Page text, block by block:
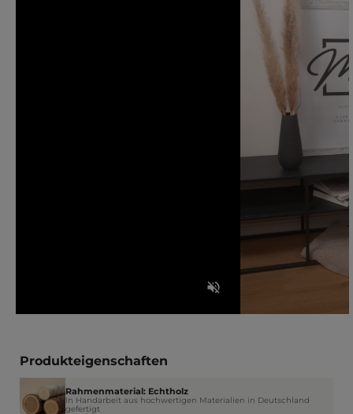
Produkteigenschaften
Rahmenmaterial: Echtholz
In Handarbeit aus hochwertigen Materialien in Deutschland
gefertigt